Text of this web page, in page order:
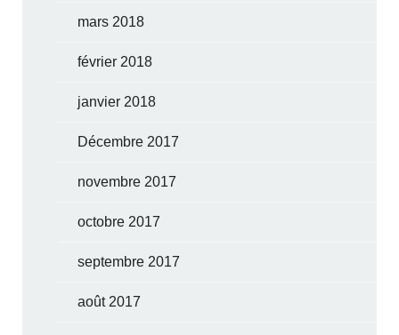
mars 2018
février 2018
janvier 2018
Décembre 2017
novembre 2017
octobre 2017
septembre 2017
août 2017